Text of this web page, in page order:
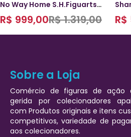
No Way Home S.H.Figuarts
Spider-Man (Upgraded
Suit)
R$1.319,00
R$ 999,00 R$
Sobre a Loja
Comércio de figuras de ação
gerida por colecionadores
com Produtos originais e itens
competitivos, variedade de
aos colecionadores.